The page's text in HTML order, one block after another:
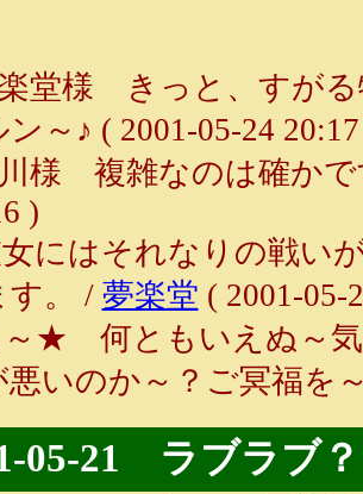
堂様 きっと、すがる
ン～♪ ( 2001-05-24
様 複雑なのは確かで
)
にはそれなりの戦い
す。 / 夢楽堂 ( 2001-05-
～★ 何ともいえぬ～
悪いのか～？ご冥福を
05-21 ラブラブ